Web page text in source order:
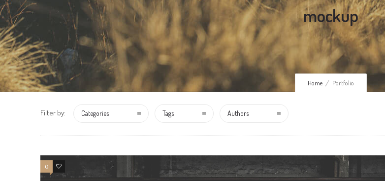
mockup
Home Portfolio
Filter by: Categories Tags Authors
0 3